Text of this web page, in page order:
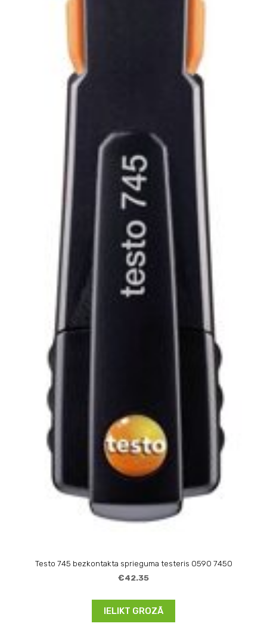
Testo 745 bezkontakta sprieguma testeris 0590 7450
€42.35
IELIKT GROZĀ